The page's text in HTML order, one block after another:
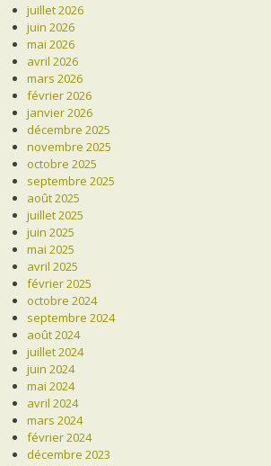
juillet 2026
juin 2026
mai 2026
avril 2026
mars 2026
février 2026
janvier 2026
décembre 2025
novembre 2025
octobre 2025
septembre 2025
août 2025
juillet 2025
juin 2025
mai 2025
avril 2025
février 2025
octobre 2024
septembre 2024
août 2024
juillet 2024
juin 2024
mai 2024
avril 2024
mars 2024
février 2024
décembre 2023